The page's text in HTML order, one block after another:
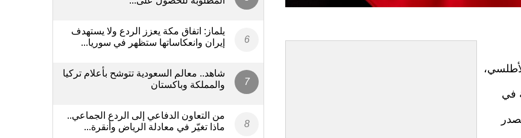
في
يلماز: اتفاق مكة يعزز الردع ولا يستهدف
إيران وانعكاساتها ستظهر في سوريا...
شاهد.. معالم السعودية تتوشح بأعلام تركيا
والمملكة وباكستان
من التعاون الدفاعي إلى الردع الجماعي..
ماذا تغيّر في معادلة الرياض وأنقرة...